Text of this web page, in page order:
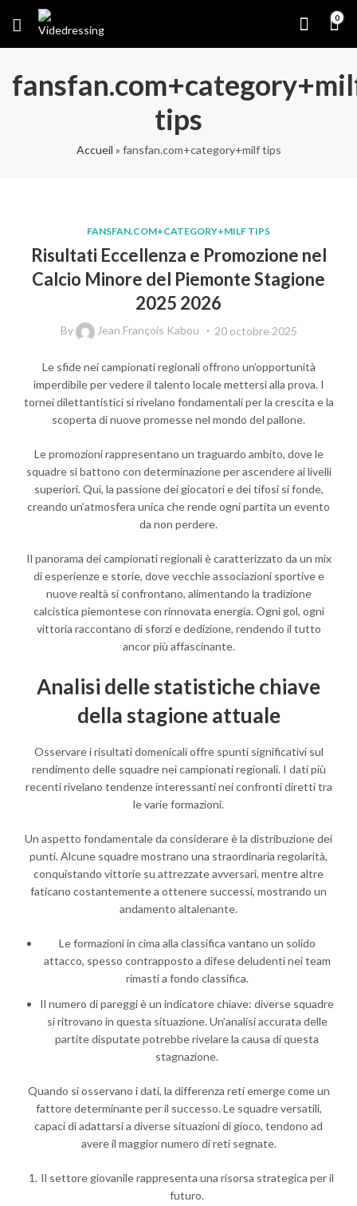
0
tips
Accueil » fansfan.com+category+milf tips
FANSFAN.COM+CATEGORY+MILF TIPS
Risultati Eccellenza e Promozione nel
Calcio Minore del Piemonte Stagione
2025 2026
By Jean François Kabou 20 octobre 2025
Le sfide nei campionati regionali offrono un’opportunità
imperdibile per vedere il talento locale mettersi alla prova. I
tornei dilettantistici si rivelano fondamentali per la crescita e la
scoperta di nuove promesse nel mondo del pallone.
Le promozioni rappresentano un traguardo ambito, dove le
squadre si battono con determinazione per ascendere ai livelli
superiori. Qui, la passione dei giocatori e dei tifosi si fonde,
creando un’atmosfera unica che rende ogni partita un evento
da non perdere.
Il panorama dei campionati regionali è caratterizzato da un mix
di esperienze e storie, dove vecchie associazioni sportive e
nuove realtà si confrontano, alimentando la tradizione
calcistica piemontese con rinnovata energia. Ogni gol, ogni
vittoria raccontano di sforzi e dedizione, rendendo il tutto
ancor più affascinante.
Analisi delle statistiche chiave
della stagione attuale
Osservare i risultati domenicali offre spunti significativi sul
rendimento delle squadre nei campionati regionali. I dati più
recenti rivelano tendenze interessanti nei confronti diretti tra
le varie formazioni.
Un aspetto fondamentale da considerare è la distribuzione dei
punti. Alcune squadre mostrano una straordinaria regolarità,
conquistando vittorie su attrezzate avversari, mentre altre
faticano costantemente a ottenere successi, mostrando un
andamento altalenante.
Le formazioni in cima alla classifica vantano un solido
attacco, spesso contrapposto a difese deludenti nei team
rimasti a fondo classifica.
Il numero di pareggi è un indicatore chiave: diverse squadre
si ritrovano in questa situazione. Un’analisi accurata delle
partite disputate potrebbe rivelare la causa di questa
stagnazione.
Quando si osservano i dati, la differenza reti emerge come un
fattore determinante per il successo. Le squadre versatili,
capaci di adattarsi a diverse situazioni di gioco, tendono ad
avere il maggior numero di reti segnate.
Il settore giovanile rappresenta una risorsa strategica per il
futuro.